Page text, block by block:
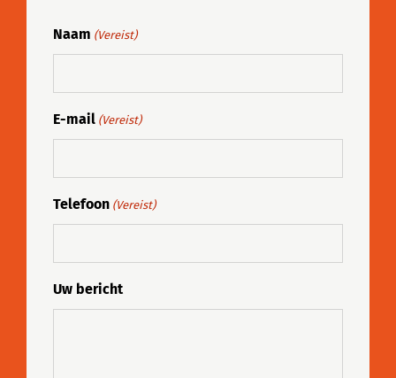
Naam (Vereist)
E-mail (Vereist)
Telefoon (Vereist)
Uw bericht